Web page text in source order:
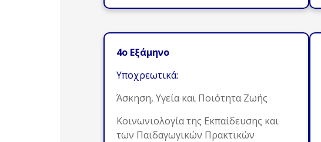
4ο Εξάμηνο
Υποχρεωτικά:
Άσκηση, Υγεία και Ποιότητα Ζωής
Κοινωνιολογία της Εκπαίδευσης και
των Παιδαγωγικών Πρακτικών